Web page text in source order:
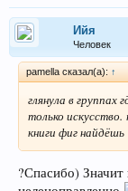
Ийя
Человек
pamella сказал(а): ↑
глянула в группах
только
книги фиг
?Спасибо)